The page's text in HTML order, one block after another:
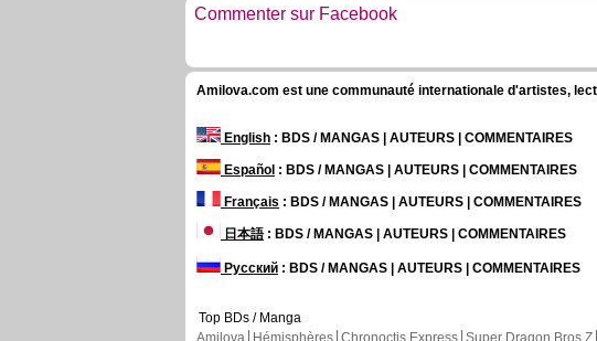
Commenter sur Facebook
Amilova.com est une communauté internationale d'artistes,
English : BDS / MANGAS | AUTEURS | COMMENTAIRES
Español : BDS / MANGAS | AUTEURS | COMMENTAIRES
Français : BDS / MANGAS | AUTEURS | COMMENTAIRES
日本語: BDS / MANGAS | AUTEURS | COMMENTAIRES
Русский : BDS / MANGAS | AUTEURS | COMMENTAIRES
Top BDs / Manga
Amilova
Hémisphères Chronoctis Express Super Dragon Bros Z